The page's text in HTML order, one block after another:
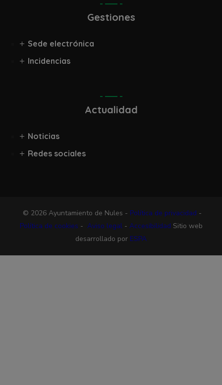
Gestiones
Sede electrónica
Incidencias
Actualidad
Noticias
Redes sociales
© 2026 Ayuntamiento de Nules - Política de privacidad -
Política de cookies - Aviso legal- Accesibilidad Sitio web
desarrollado por ESPA